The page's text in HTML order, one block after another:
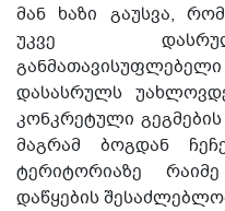
მან ხაზი გაუსვა,
უკვე
დასასრულს
კონკრეტული
მაგრამ ბოგდან
ტერიტორიაზე
დაწყების